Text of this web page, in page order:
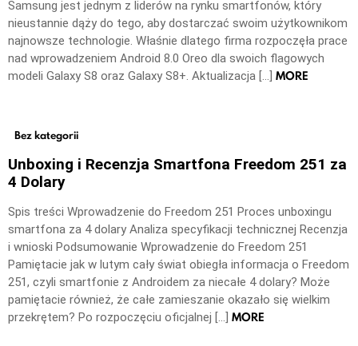
Samsung jest jednym z liderów na rynku smartfonów, który
nieustannie dąży do tego, aby dostarczać swoim użytkownikom
najnowsze technologie. Właśnie dlatego firma rozpoczęła prace
nad wprowadzeniem Android 8.0 Oreo dla swoich flagowych
modeli Galaxy S8 oraz Galaxy S8+. Aktualizacja […] MORE
Bez kategorii
Unboxing i Recenzja Smartfona Freedom 251 za
4 Dolary
Spis treści Wprowadzenie do Freedom 251 Proces unboxingu
smartfona za 4 dolary Analiza specyfikacji technicznej Recenzja
i wnioski Podsumowanie Wprowadzenie do Freedom 251
Pamiętacie jak w lutym cały świat obiegła informacja o Freedom
251, czyli smartfonie z Androidem za niecałe 4 dolary? Może
pamiętacie również, że całe zamieszanie okazało się wielkim
przekrętem? Po rozpoczęciu oficjalnej […] MORE